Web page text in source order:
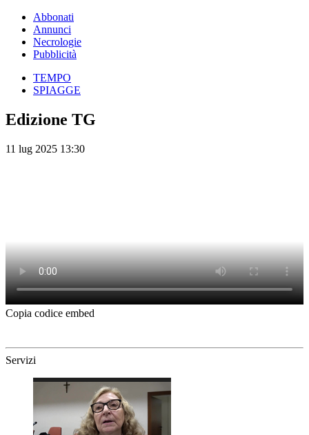
Abbonati
Annunci
Necrologie
Pubblicità
TEMPO
SPIAGGE
Edizione TG
11 lug 2025 13:30
Copia codice embed
Servizi